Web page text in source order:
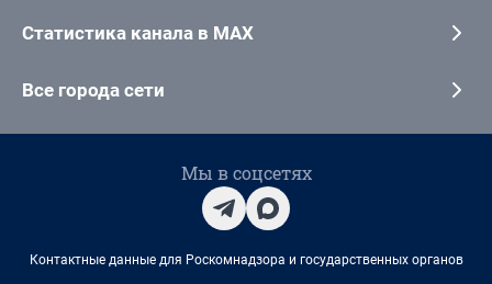
Статистика канала в MAX
Все города сети
Мы в соцсетях
Контактные данные для Роскомнадзора и государственных органов